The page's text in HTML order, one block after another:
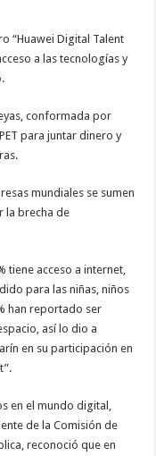
“Huawei Digital Talent
a las tecnologías y
conformada por
para juntar dinero y
mundiales se sumen
la brecha de
tiene acceso a internet,
para las niñas, niños
han reportado ser
así lo dio a
en su participación en
en el mundo digital,
de la Comisión de
reconoció que en